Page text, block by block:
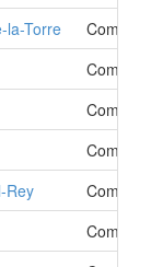
la-Torre
Como Ir
Como Ir
Como Ir
Como Ir
Rey
Como Ir
Como Ir